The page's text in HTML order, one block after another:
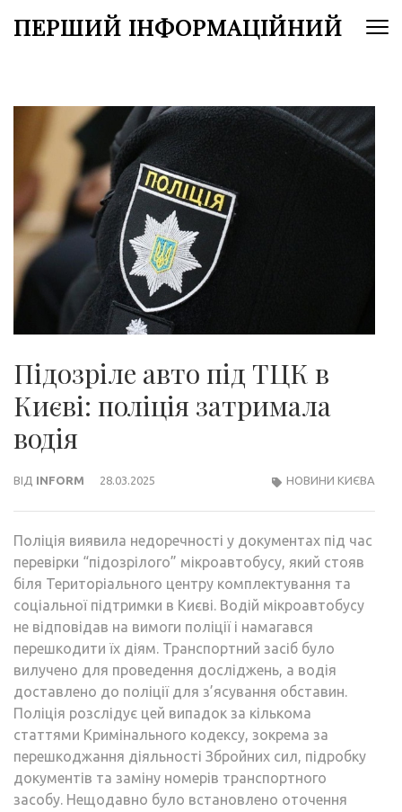
доПЕРШИЙ ІНФОРМАЦІЙНИЙ
Підозріле авто під ТЦК в
Києві: поліція затримала
водія
ВІД INFORM 28.03.2025 НОВИНИ КИЄВА
Поліція виявила недоречності у документах під час
перевірки “підозрілого” мікроавтобусу, який стояв
біля Територіального центру комплектування та
соціальної підтримки в Києві. Водій мікроавтобусу
не відповідав на вимоги поліції і намагався
перешкодити їх діям. Транспортний засіб було
вилучено для проведення досліджень, а водія
доставлено до поліції для з’ясування обставин.
Поліція розслідує цей випадок за кількома
статтями Кримінального кодексу, зокрема за
перешкоджання діяльності Збройних сил, підробку
документів та заміну номерів транспортного
засобу. Нещодавно було встановлено оточення